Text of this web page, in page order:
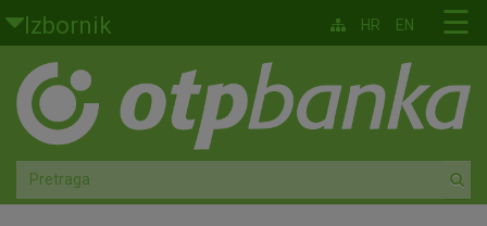
Skoči na glavni sadržaj
Izbornik
Građani
Privatno bankarstvo
Agro
☰
HR EN